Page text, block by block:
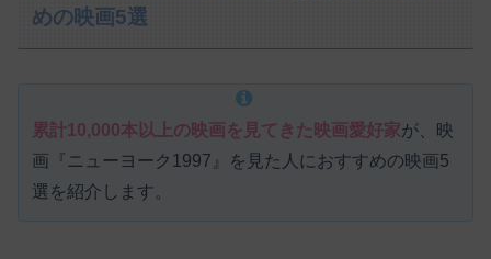
めの映画5選
累計10,000本以上の映画を見てきた映画愛好家が、映
画『ニューヨーク1997』を見た人におすすめの映画5
選を紹介します。